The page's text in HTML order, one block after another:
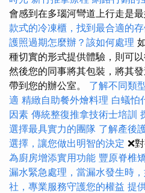
會感到在多瑙河彎道上行走是
款式的冷凍櫃，找到最合適的
護照過期怎麼辦？該如何處理
種切實的形式提供體驗，則可
然後您的同事將其包裝，將其
帶到您的辦公室。 了解不同類
適 精緻自助餐外燴料理 白蟻怕
因素 傳統整復推拿技術士培訓
選擇最具實力的團隊 了解產後
選擇，讓您做出明智的決定 ❌
為廚房增添實用功能 豐原脊椎
漏水緊急處理，當漏水發生時
社，專業服務守護您的權益 提